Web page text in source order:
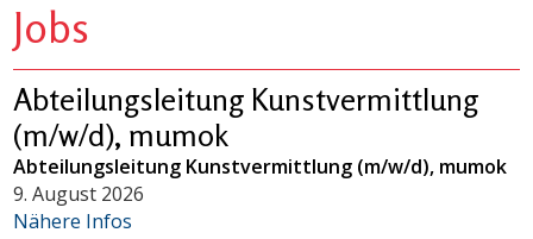
Jobs
Abteilungsleitung Kunstvermittlung
(m/w/d), mumok
Abteilungsleitung Kunstvermittlung (m/w/d), mumok
9. August 2026
Nähere Infos